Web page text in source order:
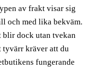
av frakt visar sig
och med lika bekväm.
blir dock utan tvekan
tyvärr kräver att du
fungerande